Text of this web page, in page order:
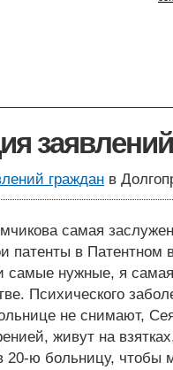
граждан в
самая
патенты в Патентном
самые нужные, я самая
Психического
не снимают,
живут на
20-ю больницу, чтобы